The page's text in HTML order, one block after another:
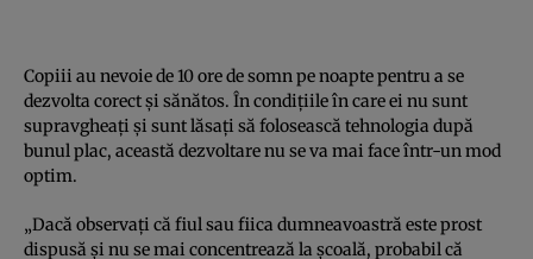
Copiii au nevoie de 10 ore de somn pe noapte pentru a se
dezvolta corect şi sănătos. În condiţiile în care ei nu sunt
supravgheaţi şi sunt lăsaţi să folosească tehnologia după
bunul plac, această dezvoltare nu se va mai face într-un mod
optim.
„Dacă observaţi că fiul sau fiica dumneavoastră este prost
dispusă şi nu se mai concentrează la şcoală, probabil că